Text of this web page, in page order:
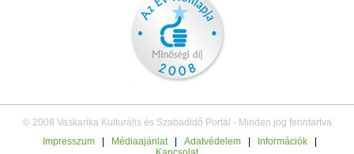
© 2008 Vaskarika Kulturális és Szabadidő Portál - Minden jog fenntartva
Impresszum
| Médiaajánlat | Adatvédelem | Információk
|